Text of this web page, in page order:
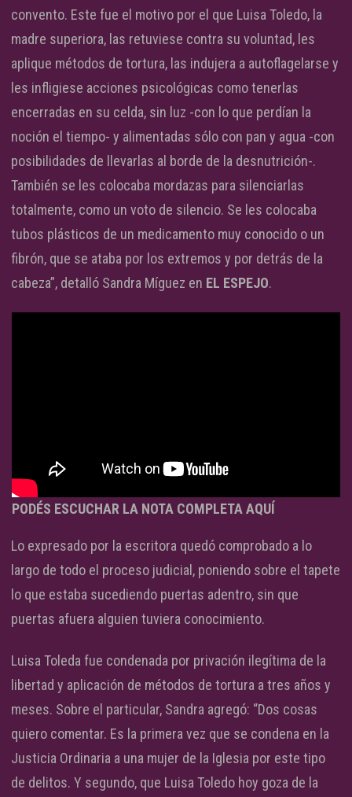
convento. Este fue el motivo por el que Luisa Toledo, la
madre superiora, las retuviese contra su voluntad, les
aplique métodos de tortura, las indujera a autoflagelarse y
les infligiese acciones psicológicas como tenerlas
encerradas en su celda, sin luz -con lo que perdían la
noción el tiempo- y alimentadas sólo con pan y agua -con
posibilidades de llevarlas al borde de la desnutrición-.
También se les colocaba mordazas para silenciarlas
totalmente, como un voto de silencio. Se les colocaba
tubos plásticos de un medicamento muy conocido o un
fibrón, que se ataba por los extremos y por detrás de la
cabeza”, detalló Sandra Míguez en EL ESPEJO.
PODÉS ESCUCHAR LA NOTA COMPLETA AQUÍ
Lo expresado por la escritora quedó comprobado a lo
largo de todo el proceso judicial, poniendo sobre el tapete
lo que estaba sucediendo puertas adentro, sin que
puertas afuera alguien tuviera conocimiento.
Luisa Toleda fue condenada por privación ilegítima de la
libertad y aplicación de métodos de tortura a tres años y
meses. Sobre el particular, Sandra agregó: “Dos cosas
quiero comentar. Es la primera vez que se condena en la
Justicia Ordinaria a una mujer de la Iglesia por este tipo
de delitos. Y segundo, que Luisa Toledo hoy goza de la